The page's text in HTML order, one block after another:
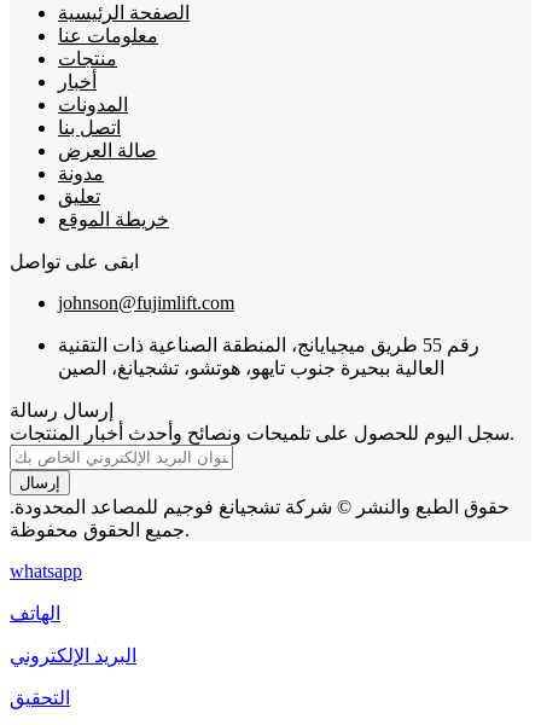
الصفحة الرئيسية
معلومات عنا
منتجات
أخبار
المدونات
اتصل بنا
صالة العرض
مدونة
تعليق
خريطة الموقع
ابقى على تواصل
johnson@fujimlift.com
رقم 55 طريق ميجيايانج، المنطقة الصناعية ذات التقنية
العالية ببحيرة جنوب تايهو، هوتشو، تشجيانغ، الصين
إرسال رسالة
سجل اليوم للحصول على تلميحات ونصائح وأحدث أخبار المنتجات.
إرسال
حقوق الطبع والنشر © شركة تشجيانغ فوجيم للمصاعد المحدودة.
جميع الحقوق محفوظة.
whatsapp
الهاتف
البريد الإلكتروني
التحقيق